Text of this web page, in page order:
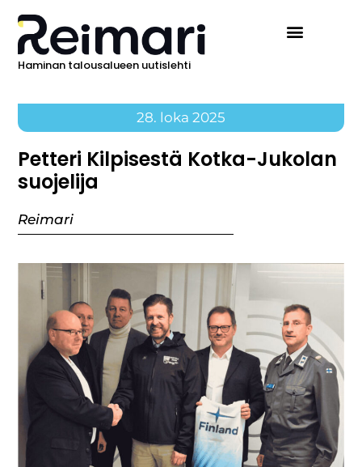
Haminan talousalueen uutislehti
28. loka 2025
Petteri Kilpisestä Kotka-Jukolan
suojelija
Reimari